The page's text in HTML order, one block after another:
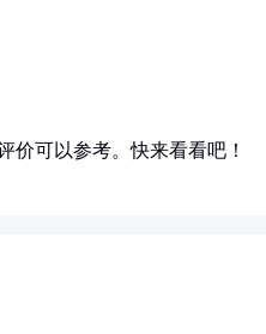
价可以参考。快来看看吧！